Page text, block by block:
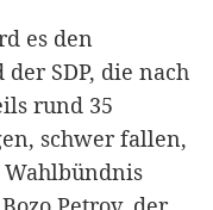
es den
SDP, die nach
rund 35
schwer fallen,